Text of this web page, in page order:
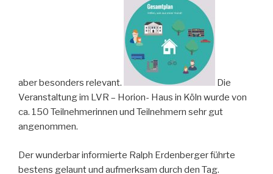
aber besonders relevant.
Die
Veranstaltung im LVR – Horion- Haus in Köln wurde von
ca. 150 Teilnehmerinnen und Teilnehmern sehr gut
angenommen.
Der wunderbar informierte Ralph Erdenberger führte
bestens gelaunt und aufmerksam durch den Tag.